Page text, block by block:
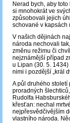
Nerad bych, aby
si mnohokrát ve
způsobovali jejich
schované v
V našich dějinách
národa nechovali
změnu režimu či
nejznámější případ
u Lipan (30. 5.
nimi i pozdější „král
A půl druhého století
proradných
Rudolfa
křesťan: nechal
nejpřesvědčivějším
vlastního národa.